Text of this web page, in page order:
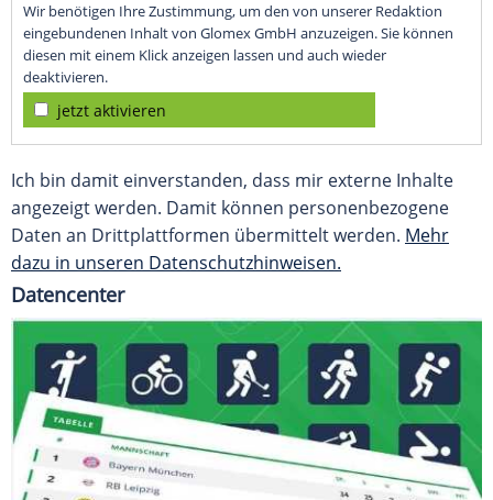
Wir benötigen Ihre Zustimmung, um den von unserer Redaktion
eingebundenen Inhalt von Glomex GmbH anzuzeigen. Sie können
diesen mit einem Klick anzeigen lassen und auch wieder
deaktivieren.
jetzt aktivieren
Ich bin damit einverstanden, dass mir externe Inhalte
angezeigt werden. Damit können personenbezogene
Daten an Drittplattformen übermittelt werden. Mehr
dazu in unseren Datenschutzhinweisen.
Datencenter